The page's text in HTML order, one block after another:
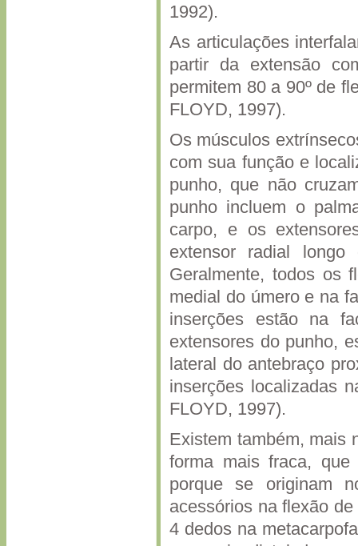
1992).
As articulações
partir da extensão
permitem 80 a 90º de
FLOYD, 1997).
Os músculos
com sua função e
punho, que não
punho incluem o
carpo, e os
extensor radial
Geralmente, todos os
medial do úmero e na
inserções estão na
extensores do punho,
lateral do antebraço
inserções localizadas
FLOYD, 1997).
Existem também, mais
forma mais fraca, que
porque se originam
acessórios na flexão
4 dedos na